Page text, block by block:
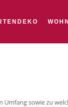
sowie zu